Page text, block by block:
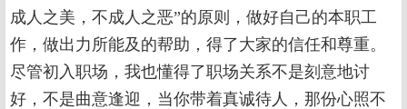
成人之美，不成人之恶”的原则，做好自己的本职工
作，做出力所能及的帮助，得了大家的信任和尊重。
尽管初入职场，我也懂得了职场关系不是刻意地讨
好，不是曲意逢迎，当你带着真诚待人，那份心照不